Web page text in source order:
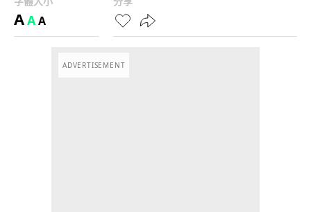
AAA
ADVERTISEMENT